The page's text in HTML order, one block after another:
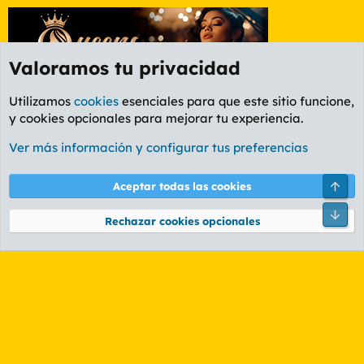
Foro General
Cookies
PL OLDSTYLE AMARILLO
Términos y reglas Política de privacidad Ayuda
Community platform by XenForo® © 2010-2026 XenForo Ltd.
Valoramos tu privacidad
Utilizamos cookies esenciales para que este sitio funcione,
y cookies opcionales para mejorar tu experiencia.
Ver más información y configurar tus preferencias
Aceptar todas las cookies
Rechazar cookies opcionales
Pie